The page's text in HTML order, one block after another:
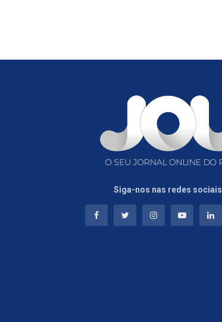
Siga-nos nas redes sociais